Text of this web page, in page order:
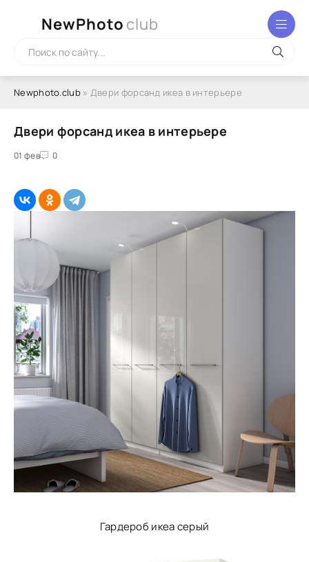
NewPhoto club
Newphoto.club» Двери форсанд икеа в интерьере
Двери форсанд икеа в интерьере
01 фев 0
Гардероб икеа серый